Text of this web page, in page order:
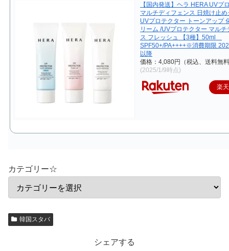
【国内発送】ヘラ HERA UVプ
マルチディフェンス 日焼け止め
UVプロテクター トーンアップ
リーム /UVプロテクター マルチ
ス フレッシュ 【3種】50ml
SPF50+/PA++++※消費期限
以降
価格：4,080円（税込、送料無
(2025/1/9時点)
楽
カテゴリー☆
韓国スタバ
シェアする